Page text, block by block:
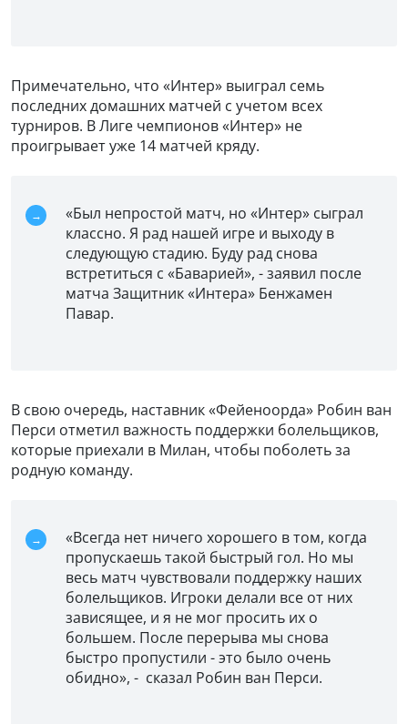
Примечательно, что «Интер» выиграл семь
последних домашних матчей с учетом всех
турниров. В Лиге чемпионов «Интер» не
проигрывает уже 14 матчей кряду.
«Был непростой матч, но «Интер» сыграл
классно. Я рад нашей игре и выходу в
следующую стадию. Буду рад снова
встретиться с «Баварией», - заявил после
матча Защитник «Интера» Бенжамен
Павар.
В свою очередь, наставник «Фейеноорда» Робин ван
Перси отметил важность поддержки болельщиков,
которые приехали в Милан, чтобы поболеть за
родную команду.
«Всегда нет ничего хорошего в том, когда
пропускаешь такой быстрый гол. Но мы
весь матч чувствовали поддержку наших
болельщиков. Игроки делали все от них
зависящее, и я не мог просить их о
большем. После перерыва мы снова
быстро пропустили - это было очень
обидно», - сказал Робин ван Перси.